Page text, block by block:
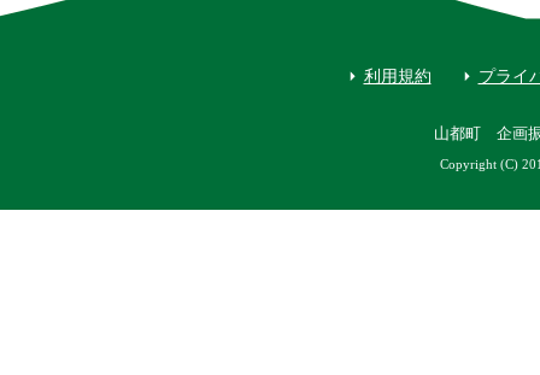
利用規約 プライ
山都町 企画
Copyright (C)